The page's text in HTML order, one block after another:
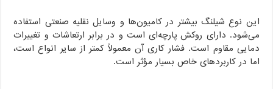
نوع شیلنگ بیشتر در کامیون‌ها و وسایل نقلیه صنعتی استفاده
دارای روکش پارچه‌ای است و در برابر ارتعاشات و تغییرات
مقاوم است. فشار کاری آن معمولاً کمتر از سایر انواع است،
در کاربردهای خاص بسیار مؤثر است.